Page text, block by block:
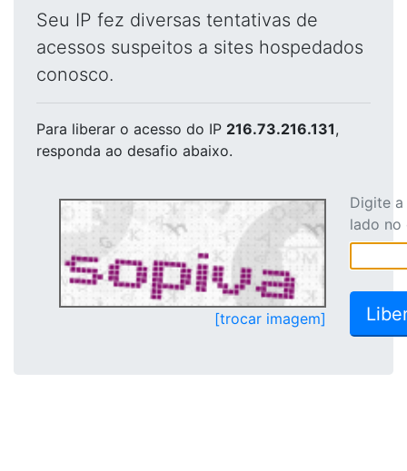
Seu IP fez diversas tentativas de
acessos suspeitos a sites hospedados
conosco.
Para liberar o acesso do IP 216.73.216.131,
responda ao desafio abaixo.
[trocar imagem]
Digite
lado no